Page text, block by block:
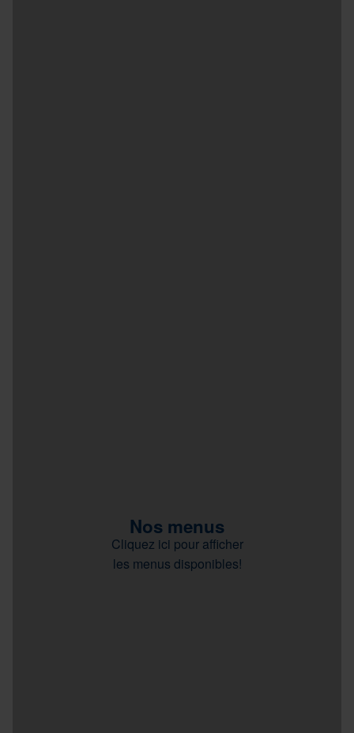
Nos menus
Cliquez ici pour afficher
les menus disponibles!